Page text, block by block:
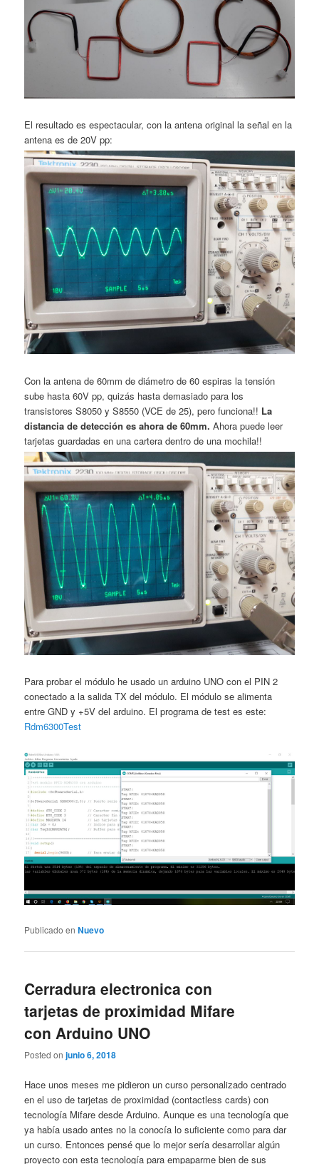
El resultado es espectacular, con la antena original la señal en la
antena es de 20V pp:
Con la antena de 60mm de diámetro de 60 espiras la tensión
sube hasta 60V pp, quizás hasta demasiado para los
transistores S8050 y S8550 (VCE de 25), pero funciona!! La
distancia de detección es ahora de 60mm. Ahora puede leer
tarjetas guardadas en una cartera dentro de una mochila!!
Para probar el módulo he usado un arduino UNO con el PIN 2
conectado a la salida TX del módulo. El módulo se alimenta
entre GND y +5V del arduino. El programa de test es este:
Rdm6300Test
Publicado en Nuevo
Cerradura electronica con
tarjetas de proximidad Mifare
con Arduino UNO
Posted onjunio 6, 2018
Hace unos meses me pidieron un curso personalizado centrado
en el uso de tarjetas de proximidad (contactless cards) con
tecnología Mifare desde Arduino. Aunque es una tecnología que
ya había usado antes no la conocía lo suficiente como para dar
un curso. Entonces pensé que lo mejor sería desarrollar algún
proyecto con esta tecnología para empaparme bien de sus